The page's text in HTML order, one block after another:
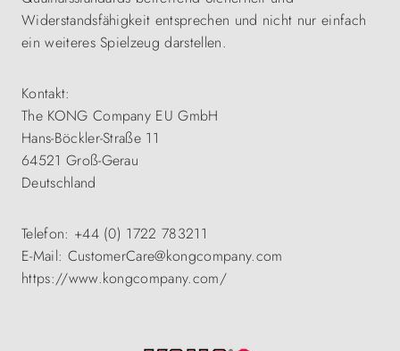
Widerstandsfähigkeit entsprechen und nicht nur einfach
ein weiteres Spielzeug darstellen.
Kontakt:
The KONG Company EU GmbH
Hans-Böckler-Straße 11
64521 Groß-Gerau
Deutschland
Telefon: +44 (0) 1722 783211
E-Mail: CustomerCare@kongcompany.com
https://www.kongcompany.com/